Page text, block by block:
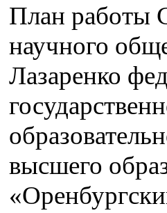
План работы
научного
Лазаренко
высшего